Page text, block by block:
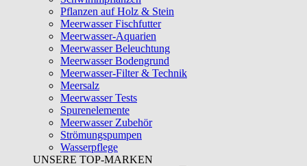
Pflanzen auf Holz & Stein
Meerwasser Fischfutter
Meerwasser-Aquarien
Meerwasser Beleuchtung
Meerwasser Bodengrund
Meerwasser-Filter & Technik
Meersalz
Meerwasser Tests
Spurenelemente
Meerwasser Zubehör
Strömungspumpen
Wasserpflege
UNSERE TOP-MARKEN